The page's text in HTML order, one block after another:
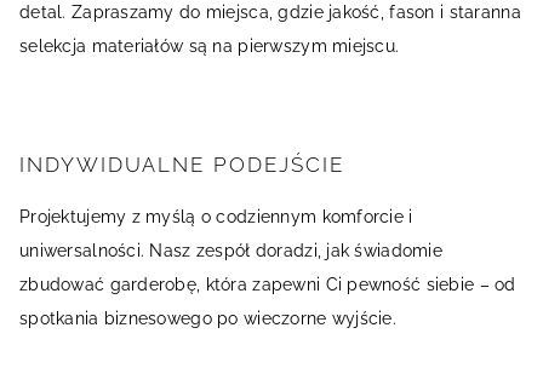
detal. Zapraszamy do miejsca, gdzie jakość, fason i staranna
selekcja materiałów są na pierwszym miejscu.
INDYWIDUALNE PODEJŚCIE
Projektujemy z myślą o codziennym komforcie i
uniwersalności. Nasz zespół doradzi, jak świadomie
zbudować garderobę, która zapewni Ci pewność siebie – od
spotkania biznesowego po wieczorne wyjście.